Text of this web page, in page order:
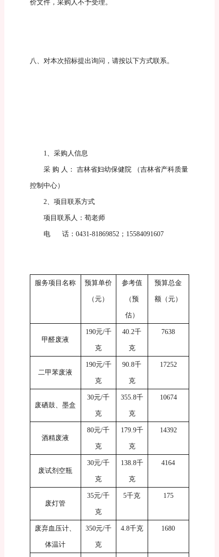
价文件，采购人不予受理。
八、对本次招标提出询问，请按以下方式联系。
1、采购人信息
采 购 人： 吉林省妇幼保健院 （吉林省产科质量
控制中心）
2、项目联系方式
项目联系人： 荀老师
电 话： 0431-81869852； 15584091607
服务项目名称 预算单价
（元）
参考值
（预
估）
预算总金
额（元）
甲醛废液
190元/千
克
40.2千
克
7638
二甲苯废液
190元/千
克
90.8千
克
17252
废硒鼓、墨盒
30元/千
克
355.8千
克
10674
酒精废液
80元/千
克
179.9千
克
14392
废试剂空瓶
30元/千
克
138.8千
克
4164
废灯管
35元/千
克
5千克 175
废弃血压计、
体温计
350元/千
克
4.8千克 1680